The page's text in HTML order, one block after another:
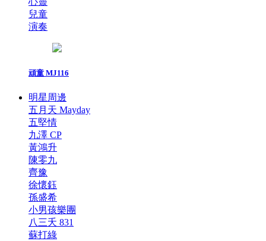
兒童
演奏
頑童 MJ116
明星周邊
五月天 Mayday
五堅情
九澤 CP
黃鴻升
陳零九
齊豫
徐懷鈺
孫盛希
小男孩樂團
八三夭 831
蘇打綠